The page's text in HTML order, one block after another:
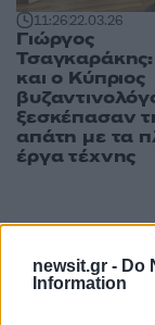
newsit.gr - Do
Information
11:2622.03.26
Γιώργος
και ο Κύπριος
ξεσκέπασαν
απάτη με τα
έργα τέχνης